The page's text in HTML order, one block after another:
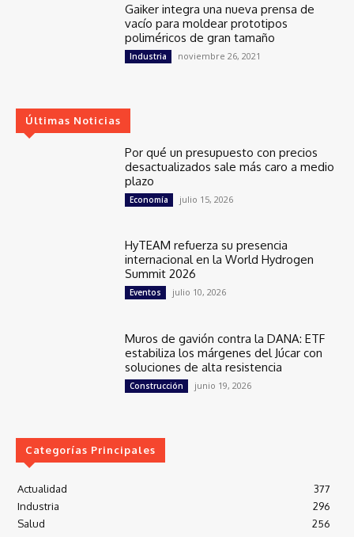
Gaiker integra una nueva prensa de
vacío para moldear prototipos
poliméricos de gran tamaño
Industria noviembre 26, 2021
Últimas Noticias
Por qué un presupuesto con precios
desactualizados sale más caro a medio
plazo
Economía julio 15, 2026
HyTEAM refuerza su presencia
internacional en la World Hydrogen
Summit 2026
Eventos julio 10, 2026
Muros de gavión contra la DANA: ETF
estabiliza los márgenes del Júcar con
soluciones de alta resistencia
Construcción junio 19, 2026
Categorías Principales
Actualidad
377
Industria
296
Salud
256